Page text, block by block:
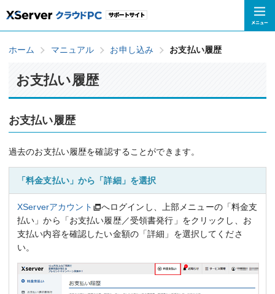
ホーム マニュアル お申し込み お支払い履歴
お支払い履歴
お支払い履歴
過去のお支払い履歴を確認することができます。
「料金支払い」から「詳細」を選択
XServerアカウント
へログインし、上部メニューの「料金支
払い」から「お支払い履歴／受領書発行」をクリックし、お
支払い内容を確認したい金額の「詳細」を選択してくださ
い。